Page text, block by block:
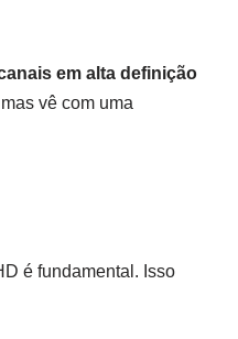
em alta definição
vê com uma
é fundamental. Isso